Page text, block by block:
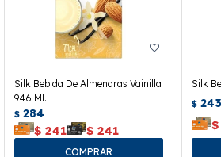
Silk Bebida De Almendras Vainilla
946 Ml.
$ 284
$ 241 $ 241
Silk
$ 243
$